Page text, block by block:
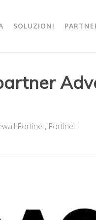
SOLUZIONI
Fortinet, Fortinet